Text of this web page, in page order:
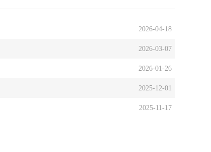
2026-04-18
2026-03-07
2026-01-26
2025-12-01
2025-11-17